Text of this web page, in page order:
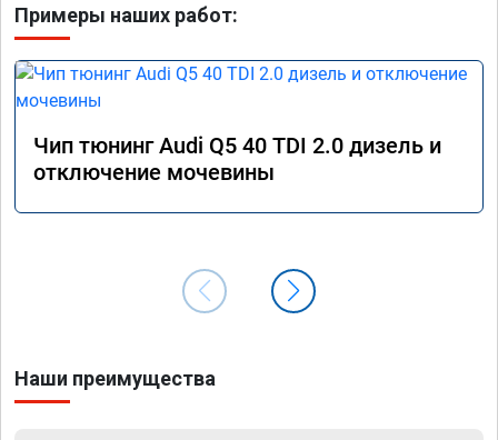
Примеры наших работ:
Чип тюнинг Audi Q5 40 TDI 2.0 дизель и
отключение мочевины
Наши преимущества